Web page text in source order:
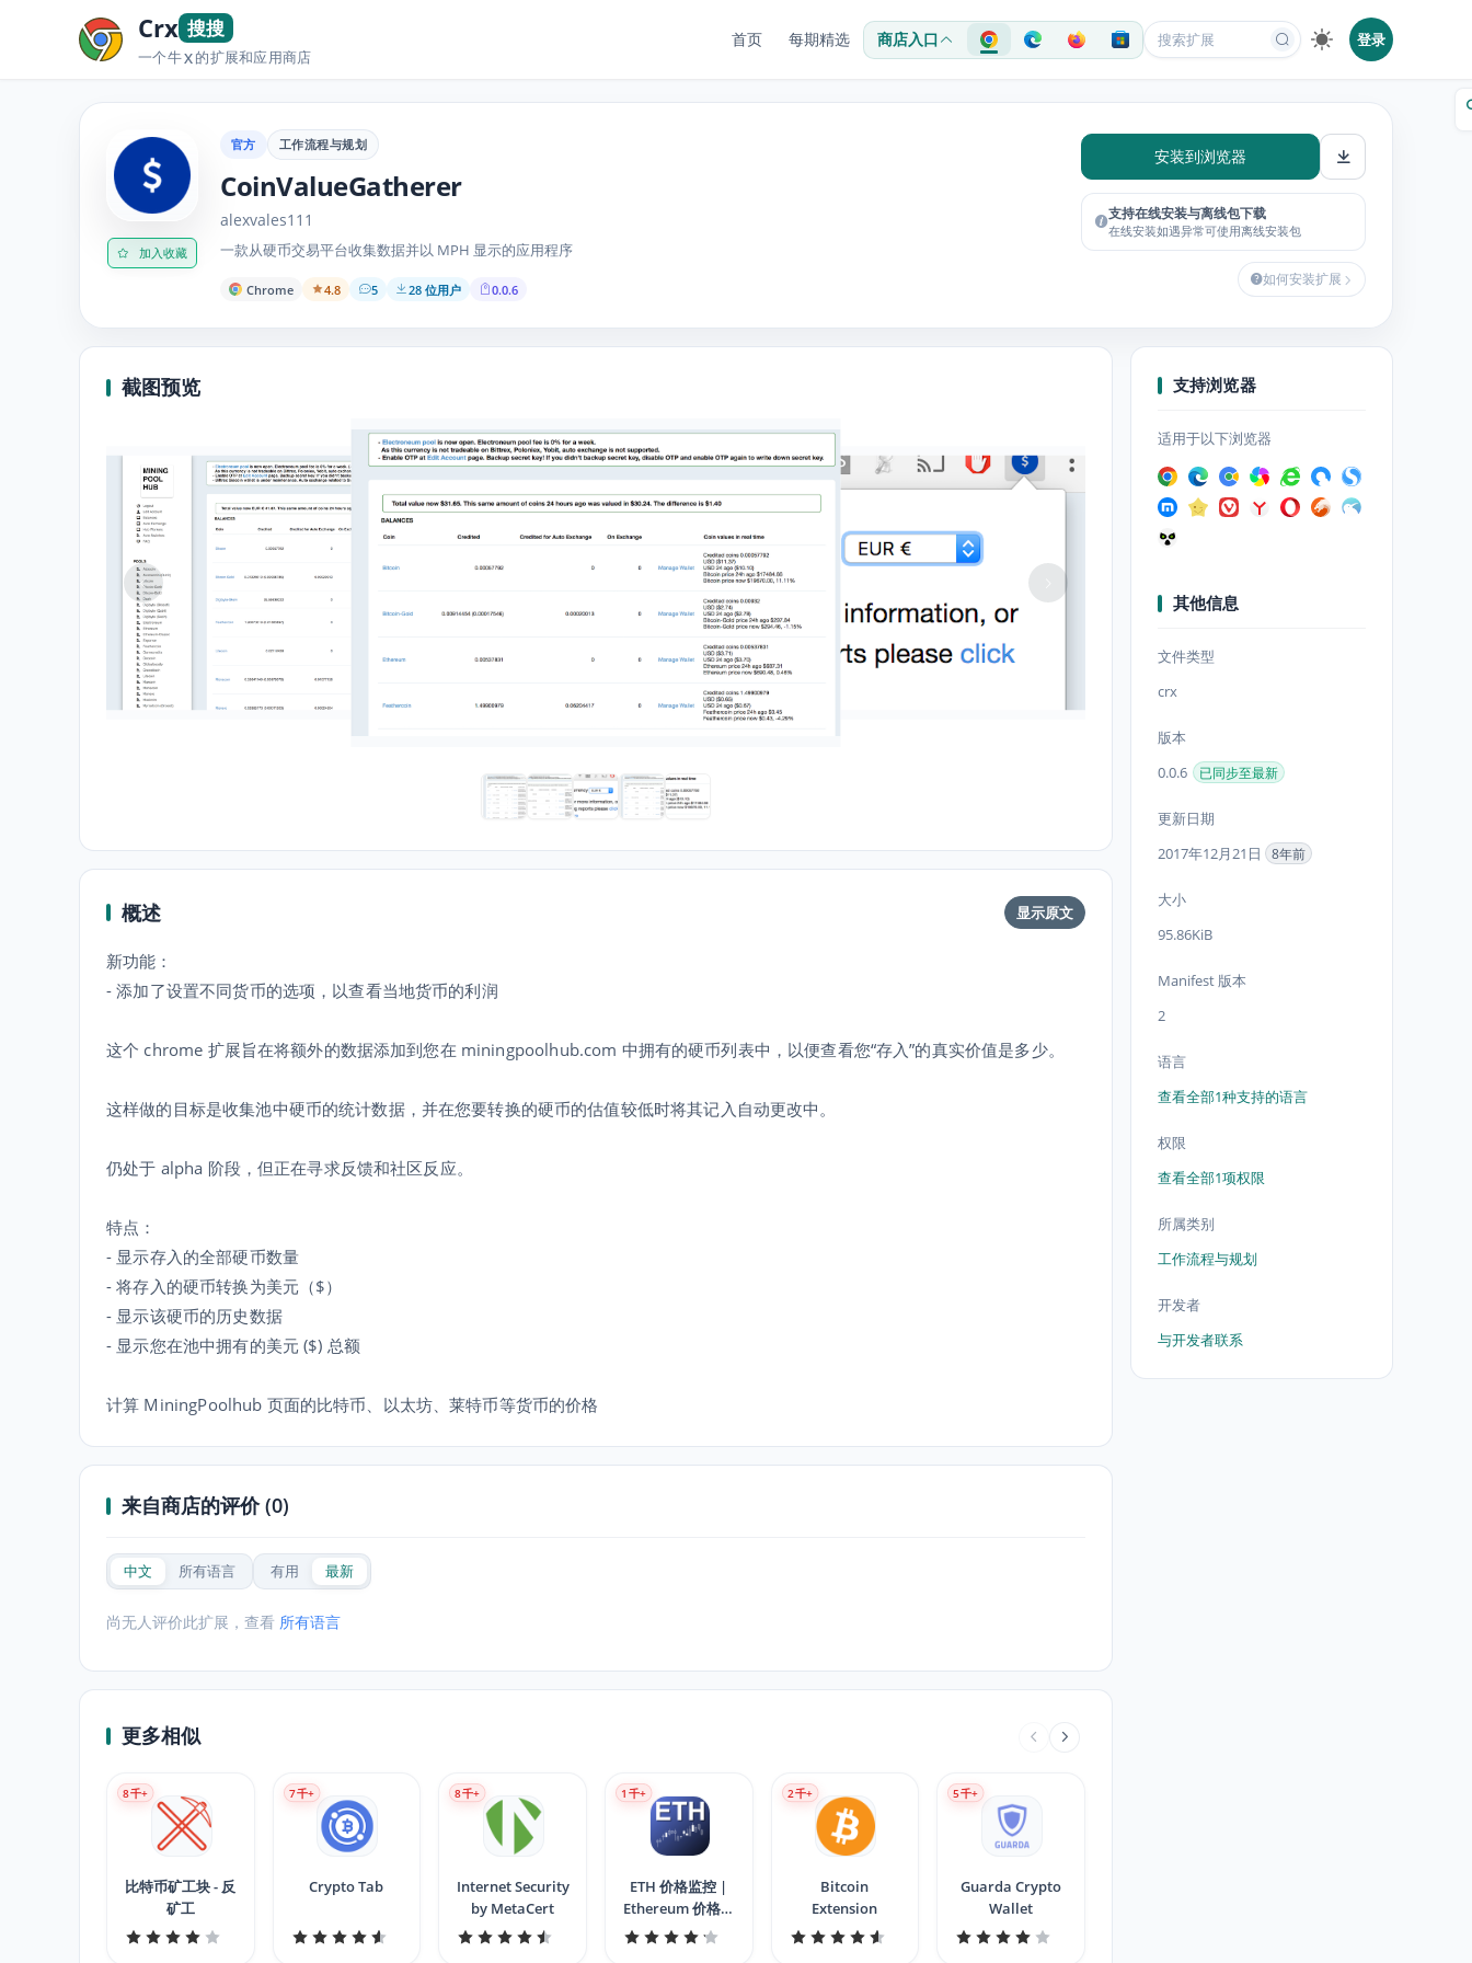
Crx 搜搜
一个牛X的扩展和应用商店
首页 每期精选 商店入口 登录
加入收藏
官方 工作流程与规划
CoinValueGatherer
alexvales111
一款从硬币交易平台收集数据并以 MPH 显示的应用程序
Chrome 4.8 5 28 位用户 0.0.6
安装到浏览器
支持在线安装与离线包下载
在线安装如遇异常可使用离线安装包
如何安装扩展
截图预览
概述 显示原文
新功能：
- 添加了设置不同货币的选项，以查看当地货币的利润
这个 chrome 扩展旨在将额外的数据添加到您在 miningpoolhub.com 中拥有的硬币列表中，以便查看您“存入”的真实价值是多少。
这样做的目标是收集池中硬币的统计数据，并在您要转换的硬币的估值较低时将其记入自动更改中。
仍处于 alpha 阶段，但正在寻求反馈和社区反应。
特点：
- 显示存入的全部硬币数量
- 将存入的硬币转换为美元（$）
- 显示该硬币的历史数据
- 显示您在池中拥有的美元 ($) 总额
计算 MiningPoolhub 页面的比特币、以太坊、莱特币等货币的价格
来自商店的评价 (0)
中文 所有语言 有用 最新
尚无人评价此扩展，查看 所有语言
更多相似
比特币矿工块 - 反
矿工
8千+
Crypto Tab
7千+
Internet Security
by MetaCert
8千+
ETH 价格监控 |
Ethereum 价格监
视器
1 千+
Bitcoin
Extension
2千+
Guarda Crypto
Wallet
5千+
支持浏览器
适用于以下浏览器
其他信息
文件类型
crx
版本
0.0.6
已同步至最新
更新日期
2017年12月21日
8年前
大小
95.86KiB
Manifest 版本
2
语言
查看全部1种支持的语言
权限
查看全部1项权限
所属类别
工作流程与规划
开发者
与开发者联系